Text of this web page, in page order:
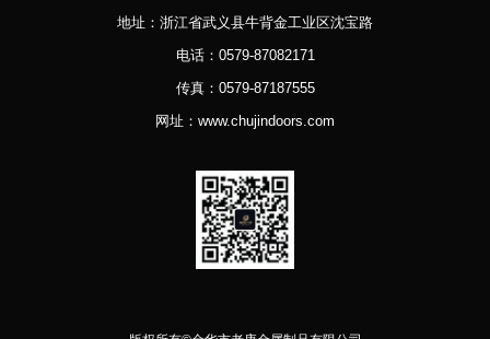
地址：浙江省武义县牛背金工业区沈宝路
电话：0579-87082171
传真：0579-87187555
网址：www.chujindoors.com